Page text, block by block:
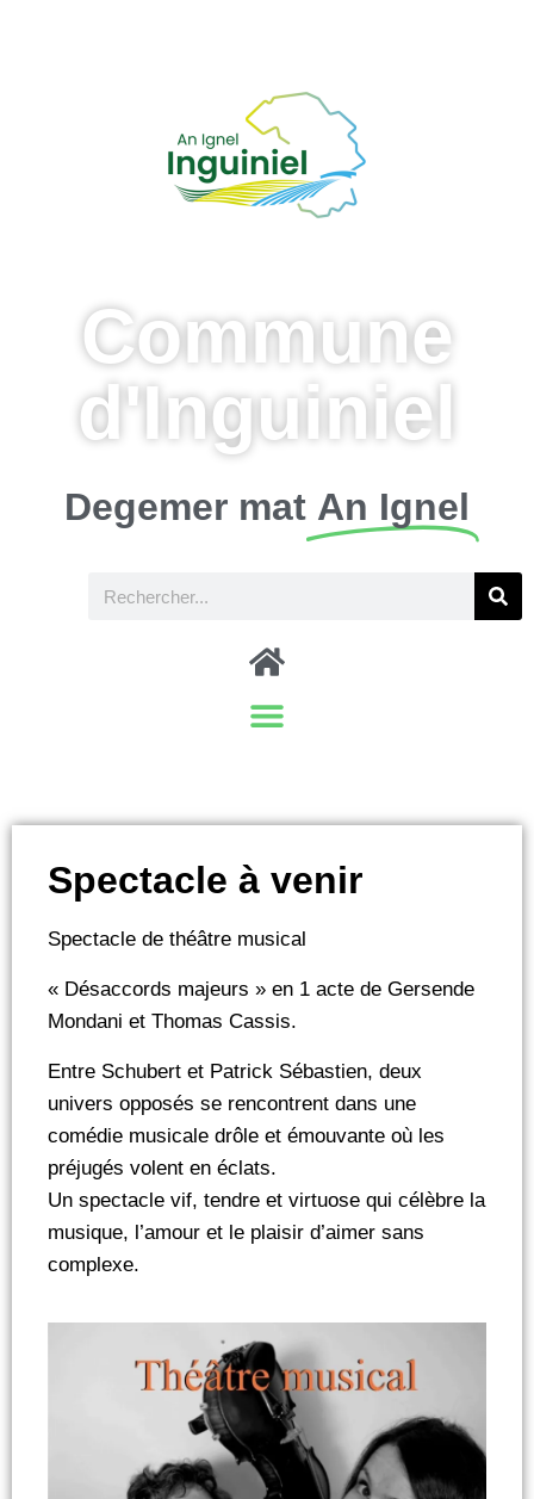
Commune
d'Inguiniel
Degemer mat An Ignel
Spectacle à venir
Spectacle de théâtre musical
« Désaccords majeurs » en 1 acte de Gersende
Mondani et Thomas Cassis.
Entre Schubert et Patrick Sébastien, deux
univers opposés se rencontrent dans une
comédie musicale drôle et émouvante où les
préjugés volent en éclats.
Un spectacle vif, tendre et virtuose qui célèbre la
musique, l’amour et le plaisir d’aimer sans
complexe.